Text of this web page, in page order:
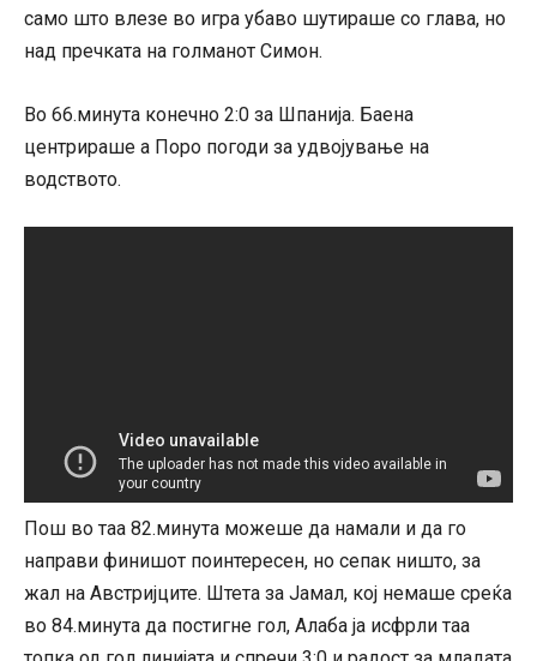
само што влезе во игра убаво шутираше со глава, но
над пречката на голманот Симон.
Во 66.минута конечно 2:0 за Шпанија. Баена
центрираше а Поро погоди за удвојување на
водството.
Пош во таа 82.минута можеше да намали и да го
направи финишот поинтересен, но сепак ништо, за
жал на Австријците. Штета за Јамал, кој немаше среќа
во 84.минута да постигне гол, Алаба ја исфрли таа